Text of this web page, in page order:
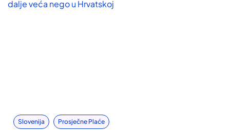
Slovenija Prosječne Plaće